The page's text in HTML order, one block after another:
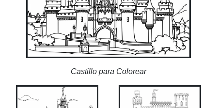
Castillo para Colorear